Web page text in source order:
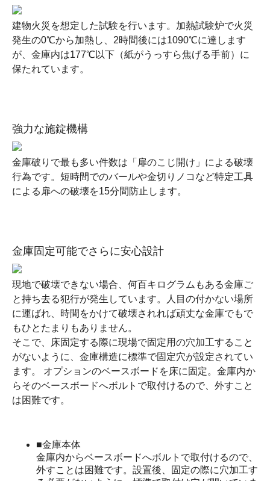
建物火災を想定した試験を行います。加熱試験炉で火災
発生の0℃から加熱し、2時間後には1090℃に達します
が、金庫内は177℃以下（紙がうっすら焦げる手前）に
保たれています。
強力な施錠機構
金庫破りで最も多い件数は「扉のこじ開け」による破壊
行為です。短時間でのバールや金切りノコなど特定工具
による扉への破壊を15分間防止します。
金庫固定可能でさらに安心設計
現地で破壊できない場合、何百キログラムもある金庫ご
と持ち去る犯行が発生しています。人目の付かない場所
に運ばれ、時間をかけて破壊されれば頑丈な金庫でもで
もひとたまりもありません。
そこで、床固定する際に現場で固定用の穴加工すること
がないように、金庫構造に標準で固定穴が設定されてい
ます。 オプションのベースボードを床に固定。金庫内か
らそのベースボードへボルトで取付けるので、外すこと
は困難です。
■金庫本体
金庫内からベースボードへボルトで取付けるので、
外すことは困難です。設置後、固定の際に穴加工す